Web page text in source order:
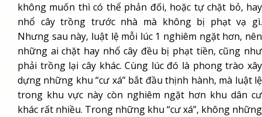
không muốn thì có thể phản đối, hoặc tự chặt bỏ, hay
nhổ cây trồng trước nhà mà không bị phạt vạ gì.
Nhưng sau này, luật lệ mỗi lúc 1 nghiêm ngặt hơn, nên
những ai chặt hay nhổ cây đều bị phạt tiền, cũng như
phải trồng lại cây khác. Cùng lúc đó là phong trào xây
dựng những khu “cư xá” bắt đầu thịnh hành, mà luật lệ
trong khu vực này còn nghiêm ngặt hơn khu dân cư
khác rất nhiều. Trong những khu “cư xá”, không những